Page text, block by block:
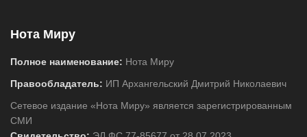
Нота Миру
Полное наименование: Нота Миру
Правообладатель: ИП Архангельский Дмитрий Николаевич
Сетевое издание «Нота Миру» является зарегистрированным
СМИ